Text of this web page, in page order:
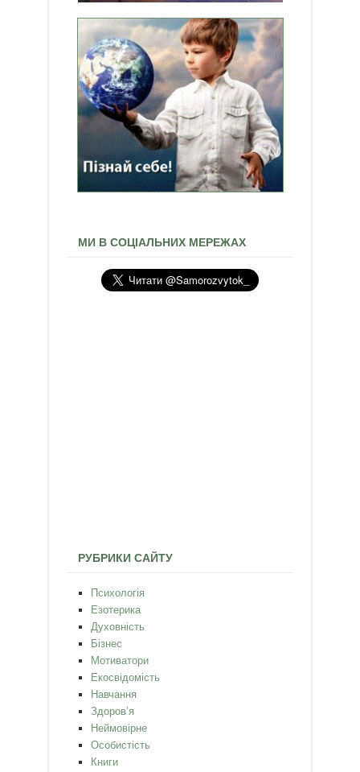
МИ В СОЦІАЛЬНИХ МЕРЕЖАХ
РУБРИКИ САЙТУ
Психологія
Езотерика
Духовність
Бізнес
Мотиватори
Екосвідомість
Навчання
Здоров’я
Неймовірне
Особистість
Книги